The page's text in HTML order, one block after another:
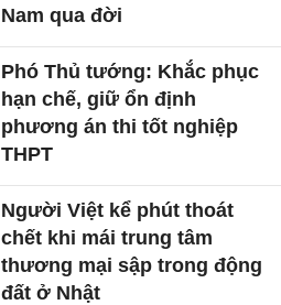
Nam qua đời
Phó Thủ tướng: Khắc phục
hạn chế, giữ ổn định
phương án thi tốt nghiệp
THPT
Người Việt kể phút thoát
chết khi mái trung tâm
thương mại sập trong động
đất ở Nhật